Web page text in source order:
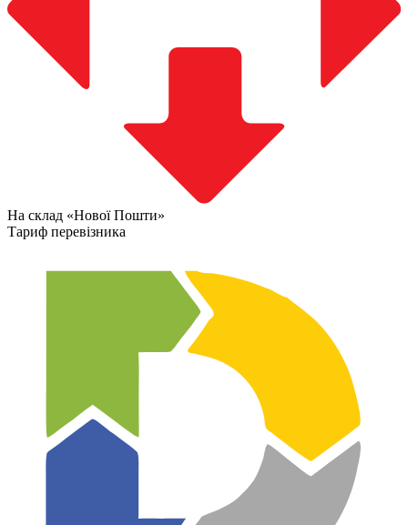
На склад «Нової Пошти»
Тариф перевізника